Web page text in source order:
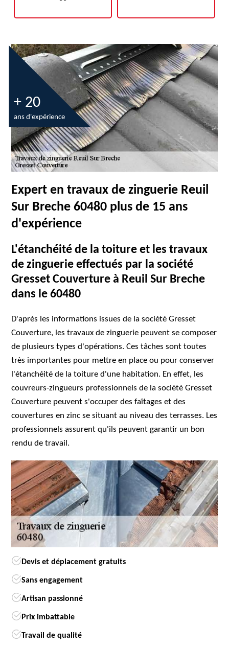
+ 20
ans d'expérience
Expert en travaux de zinguerie Reuil
Sur Breche 60480 plus de 15 ans
d'expérience
L'étanchéité de la toiture et les travaux
de zinguerie effectués par la société
Gresset Couverture à Reuil Sur Breche
dans le 60480
D'après les informations issues de la société Gresset
Couverture, les travaux de zinguerie peuvent se composer
de plusieurs types d'opérations. Ces tâches sont toutes
très importantes pour mettre en place ou pour conserver
l'étanchéité de la toiture d'une habitation. En effet, les
couvreurs-zingueurs professionnels de la société Gresset
Couverture peuvent s'occuper des faîtages et des
couvertures en zinc se situant au niveau des terrasses. Les
professionnels assurent qu'ils peuvent garantir un bon
rendu de travail.
Devis et déplacement gratuits
Sans engagement
Artisan passionné
Prix imbattable
Travail de qualité